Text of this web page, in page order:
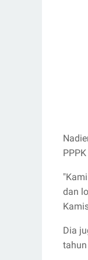
dan
Dia